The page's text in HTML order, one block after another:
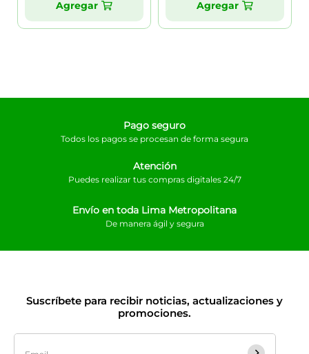
Agregar Agregar
Pago seguro
Todos los pagos se procesan de forma segura
Atención
Puedes realizar tus compras digitales 24/7
Envío en toda Lima Metropolitana
De manera ágil y segura
Suscríbete para recibir noticias, actualizaciones y
promociones.